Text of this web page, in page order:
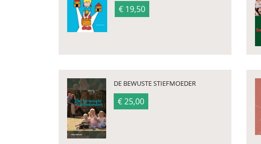
€ 19,50
DE BEWUSTE STIEFMOEDER
€ 25,00